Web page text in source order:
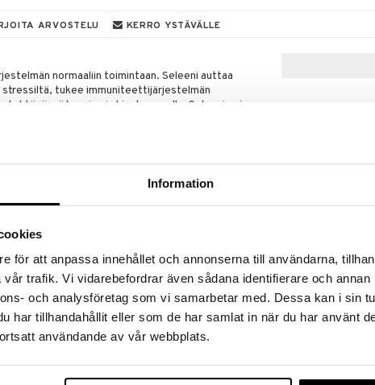
Information
för att anpassa innehållet och annonserna till användarna,
trafik. Vi vidarebefordrar även sådana identifierare och annan
och analysföretag som vi samarbetar med. Dessa kan i sin
har tillhandahållit eller som de har samlat in när du har använt
användande av vår webbplats.
ARVOSTELU KERRO YSTÄVÄLLE
normaaliin toimintaan. Seleeni auttaa
stressiltä, tukee immuniteettijärjestelmän
tehtävänsä kynsien ja hiusten osalla. Seleeni voi
toimintaan ja spermatuotantoon.
HELHETSHÄLSA
13,90 €
kampanja